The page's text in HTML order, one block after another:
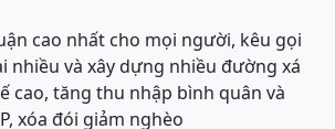
cao nhất cho mọi người, kêu gọi
nhiều và xây dựng nhiều đường xá
cao, tăng thu nhập bình quân và
xóa đói giảm nghèo